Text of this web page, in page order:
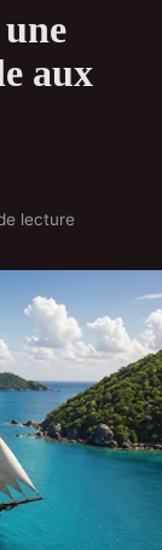
aux
lecture